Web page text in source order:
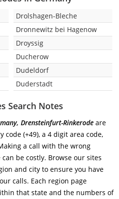
Drolshagen-Bleche
Dronnewitz bei Hagenow
Droyssig
Ducherow
Dudeldorf
Duderstadt
Search Notes
Drensteinfurt-Rinkerode are
(+49), a 4 digit area code,
a call with the wrong
be costly. Browse our sites
and city to ensure you have
calls. Each region page
that state and the numbers of